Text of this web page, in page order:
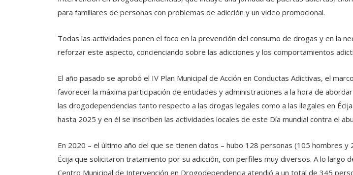
para familiares de personas con problemas de adicción y un video promocional.
Todas las actividades ponen el foco en la prevención del consumo de drogas y en la
reforzar este aspecto, concienciando sobre las adicciones y los comportamientos
El año pasado se aprobó el IV Plan Municipal de Acción en Conductas Adictivas, el
favorecer la máxima participación de entidades y administraciones a la hora de
las drogodependencias tanto respecto a las drogas legales como a las ilegales en
hasta 2025 y en él se inscriben las actividades locales de este Día mundial contra el
En 2020 – el último año del que se tienen datos – hubo 128 personas (105 hombres y
Écija que solicitaron tratamiento por su adicción, con perfiles muy diversos. A lo largo
Centro Municipal de Intervención en Drogodependencia atendió a un total de 345